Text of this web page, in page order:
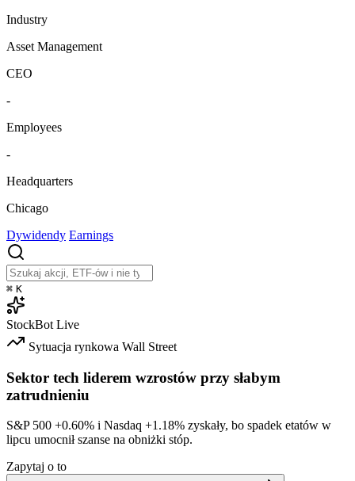
Industry
Asset Management
CEO
-
Employees
-
Headquarters
Chicago
Dywidendy Earnings
⌘ K
StockBot Live
Sytuacja rynkowa Wall Street
Sektor tech liderem wzrostów przy słabym
zatrudnieniu
S&P 500 +0.60% i Nasdaq +1.18% zyskały, bo spadek etatów w
lipcu umocnił szanse na obniżki stóp.
Zapytaj o to